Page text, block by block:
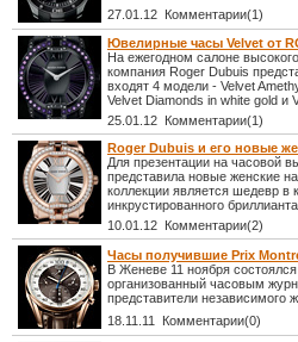
27.01.12 Комментарии(1)
Ювелирные часы Velvet от
На ежегодном салоне
компания Roger Dubuis
входят 4 модели - Velvet
Velvet Diamonds in white gold и
25.01.12 Комментарии(1)
Roger Dubuis и его новые
Для презентации на часовой
представила новые женские
коллекции является шедевр в
инкрустированного
10.01.12 Комментарии(2)
Часы получившие Prix
В Женеве 11 ноября
организованный часовым
представители независимого
18.11.11 Комментарии(0)